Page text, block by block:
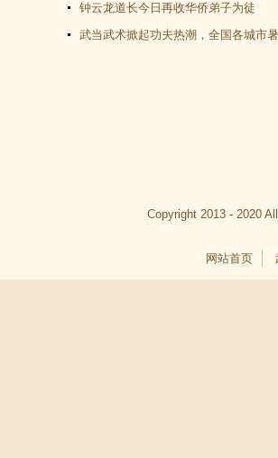
交流大会成功举办
钟云龙道长今日再收华侨弟子为徒
武当武术掀起功夫热潮，全国各城市暑
Copyright 2013 - 2020
网站首页